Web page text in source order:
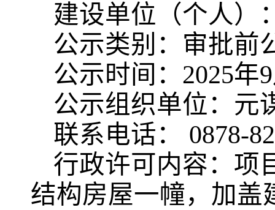
建设单位（个人）
公示类别：审批前
公示时间：2025年
公示组织单位：元
联系电话： 0878-
行政许可内容：项
结构房屋一幢，加盖